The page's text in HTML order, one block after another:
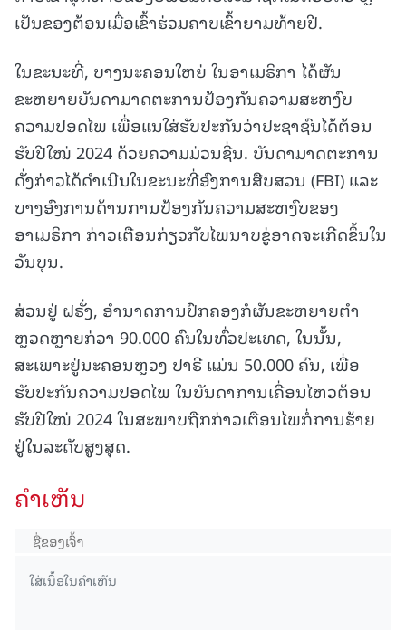
ເປັນຂອງຕ້ອນເມື່ອເຂົ້າຮ່ວມຄາບເຂົ້າຍາມທ້າຍປີ.
ໃນຂະນະທີ່, ບາງນະຄອນໃຫຍ່ ໃນອາເມຣິກາ ໄດ້ຜັນ
ຂະຫຍາຍບັນດາມາດຕະການປ້ອງກັນຄວາມສະຫງົບ
ຄວາມປອດໄພ ເພື່ອແນໃສ່ຮັບປະກັນວ່າປະຊາຊົນໄດ້ຕ້ອນ
ຮັບປີໃໝ່ 2024 ດ້ວຍຄວາມມ່ວນຊື່ນ. ບັນດາມາດຕະການ
ດັ່ງກ່າວໄດ້ດຳເນີນໃນຂະນະທີ່ອົງການສືບສວນ (FBI) ແລະ
ບາງອົງການດ້ານການປ້ອງກັນຄວາມສະຫງົບຂອງ
ອາເມຣິກາ ກ່າວເຕືອນກ່ຽວກັບໄພນາບຂູ່ອາດຈະເກີດຂຶ້ນໃນ
ວັນບຸນ.
ສ່ວນຢູ່ ຝຣັ່ງ, ອຳນາດການປົກຄອງກໍຜັນຂະຫຍາຍຕຳ
ຫຼວດຫຼາຍກ່ວາ 90.000 ຄົນໃນທົ່ວປະເທດ, ໃນນັ້ນ,
ສະເພາະຢູ່ນະຄອນຫຼວງ ປາຣີ ແມ່ນ 50.000 ຄົນ, ເພື່ອ
ຮັບປະກັນຄວາມປອດໄພ ໃນບັນດາການເຄື່ອນໄຫວຕ້ອນ
ຮັບປີໃໝ່ 2024 ໃນສະພາບຖືກກ່າວເຕືອນໄພກໍ່ການຮ້າຍ
ຢູ່ໃນລະດັບສູງສຸດ.
ຄໍາເຫັນ